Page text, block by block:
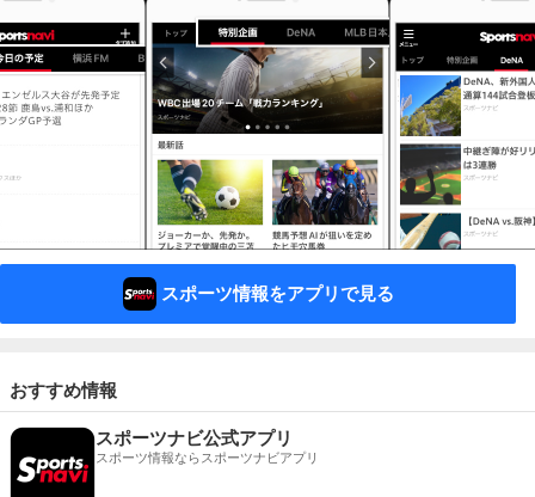
スポーツ情報をアプリで見る
おすすめ情報
スポーツナビ公式アプリ
スポーツ情報ならスポーツナビアプリ